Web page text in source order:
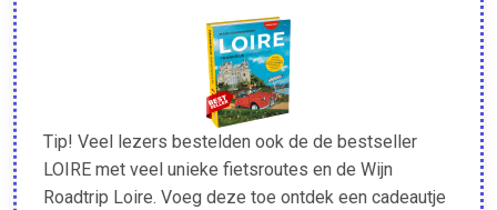
Tip! Veel lezers bestelden ook de de bestseller
LOIRE met veel unieke fietsroutes en de Wijn
Roadtrip Loire. Voeg deze toe ontdek een cadeautje